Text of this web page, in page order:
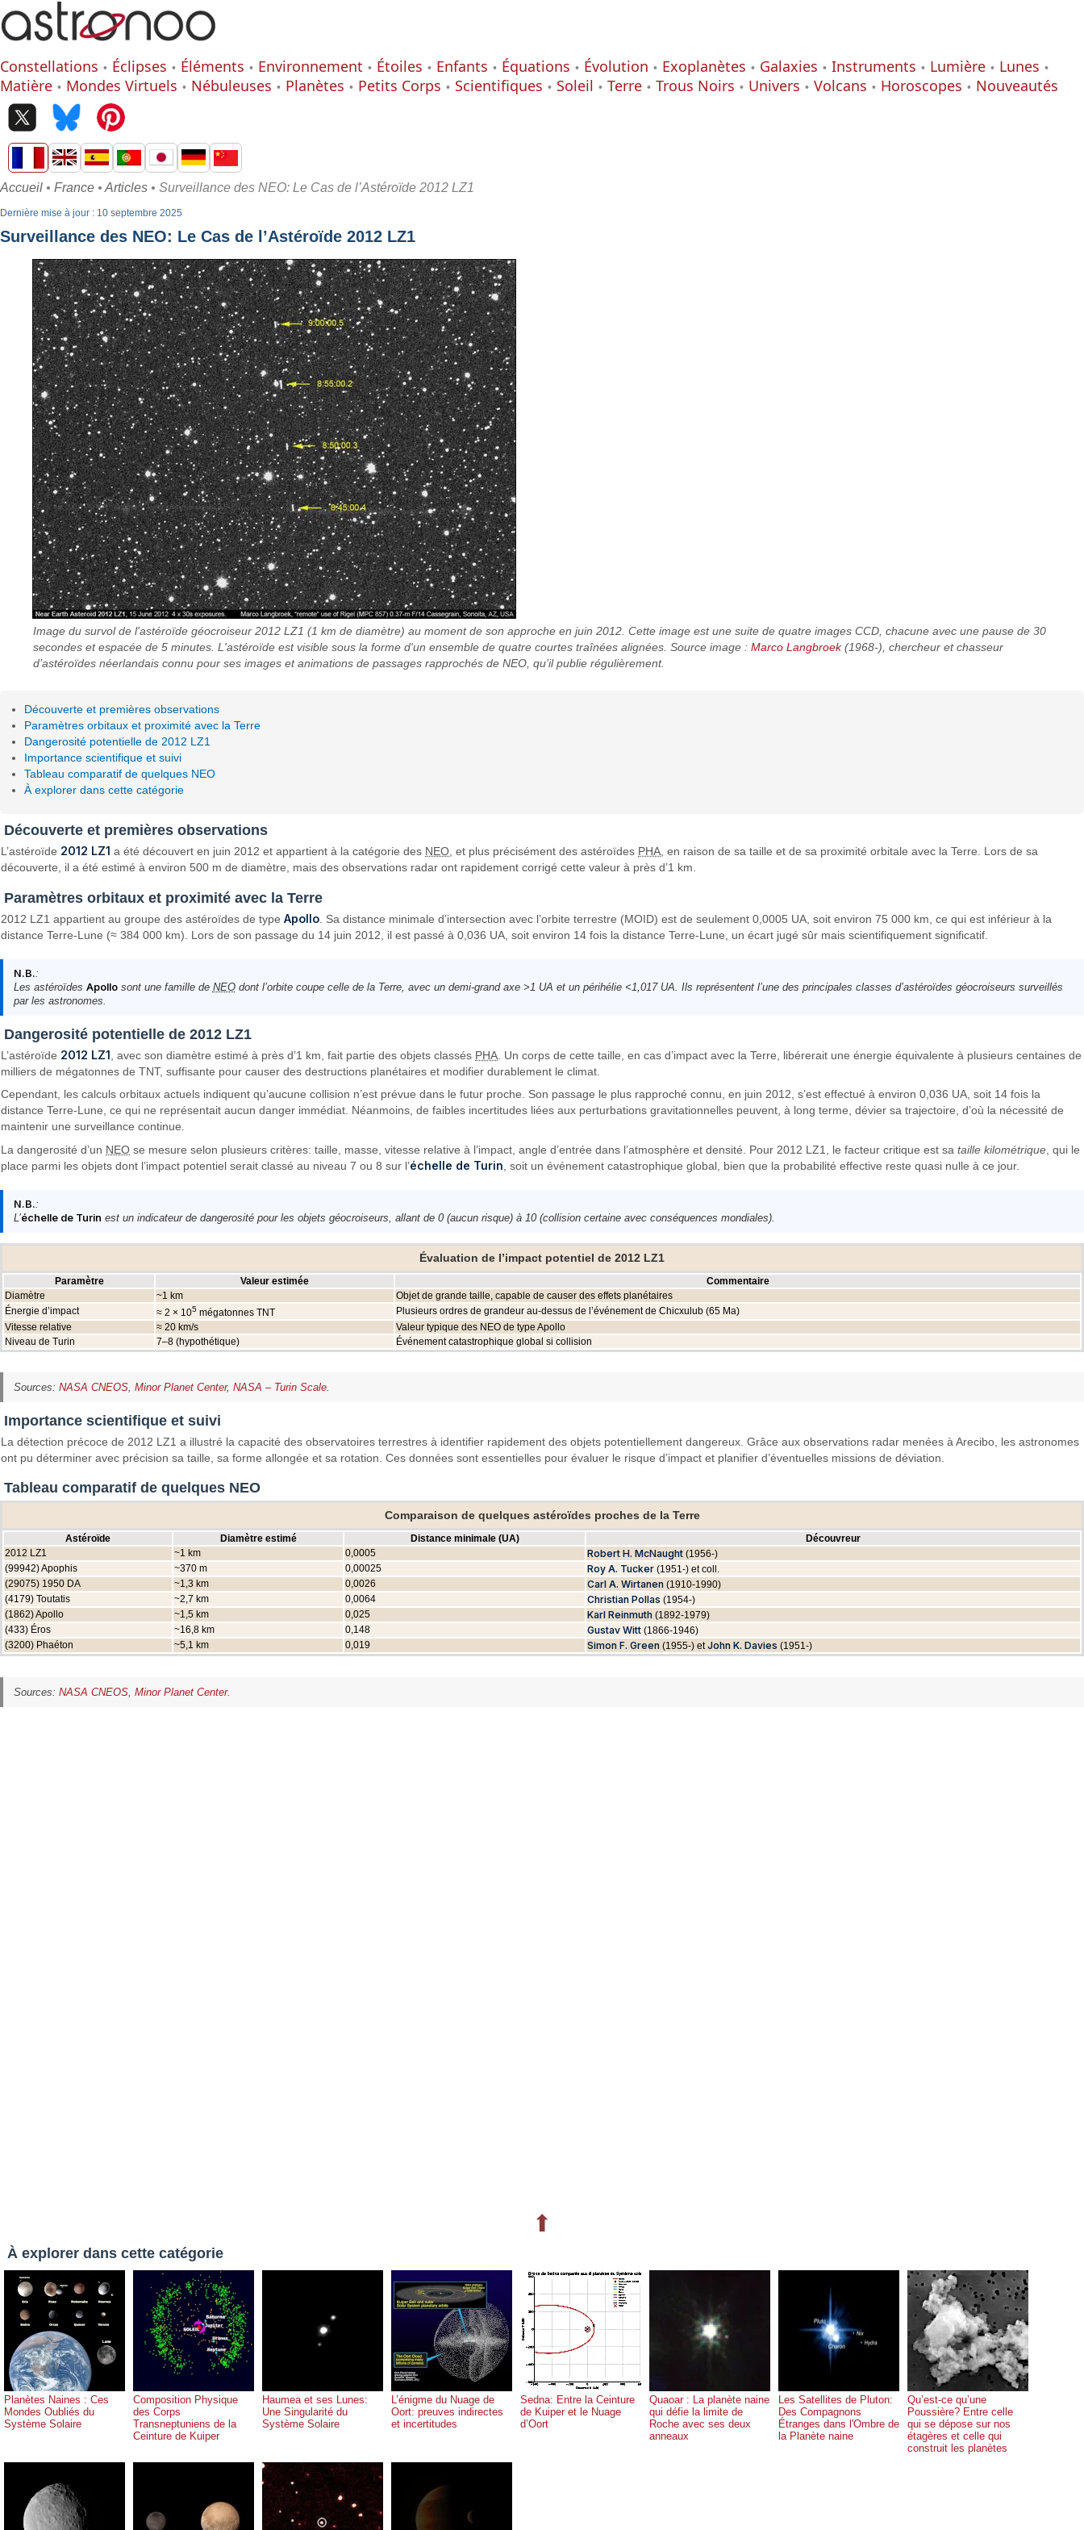
Constellations Éclipses Éléments Environnement Étoiles Enfants Équations Évolution Exoplanètes Galaxies Instruments Lumière
Lunes
Matière
Mondes Virtuels Nébuleuses Planètes Petits Corps Scientifiques Soleil Terre Trous Noirs Univers Volcans Horoscopes Nouveautés
Accueil • France • Articles • Surveillance des NEO: Le Cas de l’Astéroïde 2012 LZ1
Dernière mise à jour : 10 septembre 2025
Surveillance des NEO: Le Cas de l’Astéroïde 2012 LZ1
Image du survol de l'astéroïde géocroiseur 2012 LZ1 (1 km de diamètre) au moment de son approche en juin 2012. Cette image est une suite de quatre images CCD, chacune avec une pause de 30
secondes et espacée de 5 minutes. L'astéroïde est visible sous la forme d'un ensemble de quatre courtes traînées alignées. Source image :Marco Langbroek(1968-), chercheur et chasseur
d’astéroïdes néerlandais connu pour ses images et animations de passages rapprochés de NEO, qu’il publie régulièrement.
Découverte et premières observations
Paramètres orbitaux et proximité avec la Terre
Dangerosité potentielle de 2012 LZ1
Importance scientifique et suivi
Tableau comparatif de quelques NEO
À explorer dans cette catégorie
Découverte et premières observations
L’astéroïde 2012 LZ1 a été découvert en juin 2012 et appartient à la catégorie des NEO, et plus précisément des astéroïdes PHA, en raison de sa taille et de sa proximité orbitale avec la Terre. Lors de sa
découverte, il a été estimé à environ 500 m de diamètre, mais des observations radar ont rapidement corrigé cette valeur à près d’1 km.
Paramètres orbitaux et proximité avec la Terre
2012 LZ1 appartient au groupe des astéroïdes de typeApollo . Sa distance minimale d’intersection avec l’orbite terrestre (MOID) est de seulement 0,0005 UA, soit environ 75 000 km, ce qui est inférieur à la
distance Terre-Lune (≈ 384 000 km). Lors de son passage du 14 juin 2012, il est passé à 0,036 UA, soit environ 14 fois la distance Terre-Lune, un écart jugé sûr mais scientifiquement significatif.
N.B.:
Les astéroïdes Apollosont une famille de NEOdont l’orbite coupe celle de la Terre, avec un demi-grand axe >1 UA et un périhélie <1,017 UA. Ils représentent l’une des principales classes d’astéroïdes géocroiseurs surveillés
par les astronomes.
Dangerosité potentielle de 2012 LZ1
L’astéroïde 2012 LZ1 , avec son diamètre estimé à près d’1 km, fait partie des objets classés PHA . Un corps de cette taille, en cas d’impact avec la Terre, libérerait une énergie équivalente à plusieurs centaines de
milliers de mégatonnes de TNT, suffisante pour causer des destructions planétaires et modifier durablement le climat.
Cependant, les calculs orbitaux actuels indiquent qu’aucune collision n’est prévue dans le futur proche. Son passage le plus rapproché connu, en juin 2012, s’est effectué à environ 0,036 UA, soit 14 fois la
distance Terre-Lune, ce qui ne représentait aucun danger immédiat. Néanmoins, de faibles incertitudes liées aux perturbations gravitationnelles peuvent, à long terme, dévier sa trajectoire, d’où la nécessité de
maintenir une surveillance continue.
La dangerosité d’un NEO se mesure selon plusieurs critères: taille, masse, vitesse relative à l’impact, angle d’entrée dans l’atmosphère et densité. Pour 2012 LZ1, le facteur critique est sataille kilométrique , qui le
place parmi les objets dont l’impact potentiel serait classé au niveau 7 ou 8 sur l’échelle de Turin , soit un événement catastrophique global, bien que la probabilité effective reste quasi nulle à ce jour.
N.B.:
L’échelle de Turin est un indicateur de dangerosité pour les objets géocroiseurs, allant de 0 (aucun risque) à 10 (collision certaine avec conséquences mondiales).
Évaluation de l’impact potentiel de 2012 LZ1
Paramètre Valeur estimée
Commentaire
Diamètre
~1 km
Objet de grande taille, capable de causer des effets planétaires
Énergie d’impact
≈ 2 × 105 mégatonnes TNT
Plusieurs ordres de grandeur au-dessus de l’événement de Chicxulub (65 Ma)
Vitesse relative
≈ 20 km/s
Valeur typique des NEO de type Apollo
Niveau de Turin
7–8 (hypothétique) Événement catastrophique global si collision
Sources: NASA CNEOS, Minor Planet Center, NASA – Turin Scale.
Importance scientifique et suivi
La détection précoce de 2012 LZ1 a illustré la capacité des observatoires terrestres à identifier rapidement des objets potentiellement dangereux. Grâce aux observations radar menées à Arecibo, les astronomes
ont pu déterminer avec précision sa taille, sa forme allongée et sa rotation. Ces données sont essentielles pour évaluer le risque d’impact et planifier d’éventuelles missions de déviation.
Tableau comparatif de quelques NEO
Comparaison de quelques astéroïdes proches de la Terre
Astéroïde Diamètre estimé Distance minimale (UA)
Découvreur
2012 LZ1
~1 km 0,0005 Robert H. McNaught (1956-)
(99942) Apophis
~370 m 0,00025 Roy A. Tucker (1951-) et coll.
(29075) 1950 DA
~1,3 km 0,0026 Carl A. Wirtanen (1910-1990)
(4179) Toutatis
~2,7 km 0,0064 Christian Pollas (1954-)
(1862) Apollo
~1,5 km 0,025 Karl Reinmuth (1892-1979)
(433) Éros
~16,8 km 0,148 Gustav Witt (1866-1946)
(3200) Phaéton
~5,1 km 0,019 Simon F. Green (1955-) etJohn K. Davies (1951-)
Sources: NASA CNEOS, Minor Planet Center.
⬆
À explorer dans cette catégorie
Planètes Naines : Ces
Mondes Oubliés du
Système Solaire
Composition Physique
des Corps
Transneptuniens de la
Ceinture de Kuiper
Haumea et ses Lunes:
Une Singularité du
Système Solaire
L’énigme du Nuage de
Oort: preuves indirectes
et incertitudes
Sedna: Entre la Ceinture
de Kuiper et le Nuage
d’Oort
Quaoar : La planète naine
qui défie la limite de
Roche avec ses deux
anneaux
Les Satellites de Pluton:
Des Compagnons
Étranges dans l'Ombre de
la Planète naine
Qu’est-ce qu’une
Poussière? Entre celle
qui se dépose sur nos
étagères et celle qui
construit les planètes